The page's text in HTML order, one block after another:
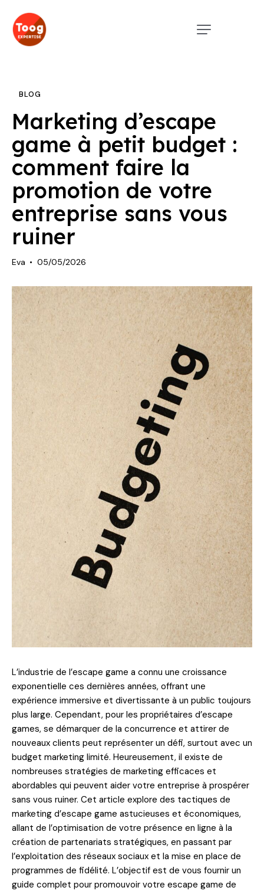
BLOG
Marketing d’escape
game à petit budget :
comment faire la
promotion de votre
entreprise sans vous
ruiner
Eva 05/05/2026
L’industrie de l’escape game a connu une croissance
exponentielle ces dernières années, offrant une
expérience immersive et divertissante à un public toujours
plus large. Cependant, pour les propriétaires d’escape
games, se démarquer de la concurrence et attirer de
nouveaux clients peut représenter un défi, surtout avec un
budget marketing limité. Heureusement, il existe de
nombreuses stratégies de marketing efficaces et
abordables qui peuvent aider votre entreprise à prospérer
sans vous ruiner. Cet article explore des tactiques de
marketing d’escape game astucieuses et économiques,
allant de l’optimisation de votre présence en ligne à la
création de partenariats stratégiques, en passant par
l’exploitation des réseaux sociaux et la mise en place de
programmes de fidélité. L’objectif est de vous fournir un
guide complet pour promouvoir votre escape game de